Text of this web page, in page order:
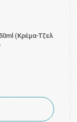
(Κρέμα-Τζελ